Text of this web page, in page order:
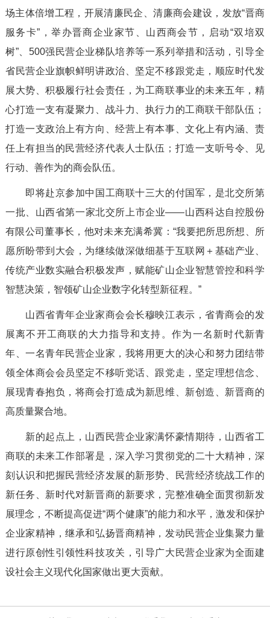
场主体倍增工程，开展清廉民企、清廉商会建设，发放“晋商
服务卡”，举办晋商企业家节、山西商会节，启动“双培双
树”、500强民营企业梯队培养等一系列举措和活动，引导全
省民营企业旗帜鲜明讲政治、坚定不移跟党走，顺应时代发
展大势、积极履行社会责任，为工商联事业的未来五年，精
心打造一支有凝聚力、战斗力、执行力的工商联干部队伍；
打造一支政治上有方向、经营上有本事、文化上有内涵、责
任上有担当的民营经济代表人士队伍；打造一支听号令、见
行动、善作为的商会队伍。
即将赴京参加中国工商联十三大的付国军，是北交所第
一批、山西省第一家北交所上市企业——山西科达自控股份
有限公司董事长，他对未来充满希冀：“我要把所思所想、所
愿所盼带到大会，为继续做深做细基于互联网＋基础产业、
传统产业数实融合积极发声，赋能矿山企业智慧管控和科学
智慧决策，智领矿山企业数字化转型新征程。”
山西省青年企业家商会会长穆映江表示，省青商会的发
展离不开工商联的大力指导和支持。作为一名新时代新青
年、一名青年民营企业家，我将用更大的决心和努力团结带
领全体商会会员坚定不移听党话、跟党走，坚定理想信念、
展现青春抱负，将商会打造成为新思维、新创造、新晋商的
高质量聚合地。
新的起点上，山西民营企业家满怀豪情期待，山西省工
商联的未来工作部署是，深入学习贯彻党的二十大精神，深
刻认识和把握民营经济发展的新形势、民营经济统战工作的
新任务、新时代对新晋商的新要求，完整准确全面贯彻新发
展理念，不断提高促进“两个健康”的能力和水平，激发和保护
企业家精神，继承和弘扬晋商精神，发动民营企业集聚力量
进行原创性引领性科技攻关，引导广大民营企业家为全面建
设社会主义现代化国家做出更大贡献。